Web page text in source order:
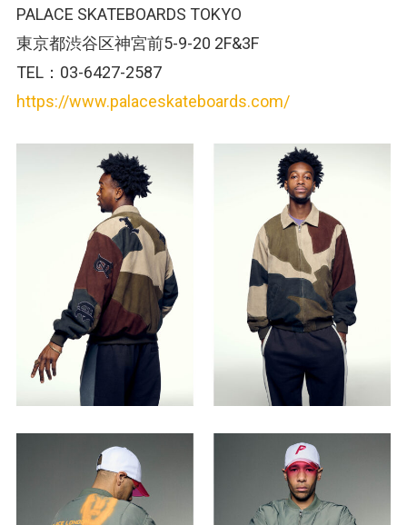
PALACE SKATEBOARDS TOKYO
東京都渋谷区神宮前5-9-20 2F&3F
TEL：03-6427-2587
https://www.palaceskateboards.com/